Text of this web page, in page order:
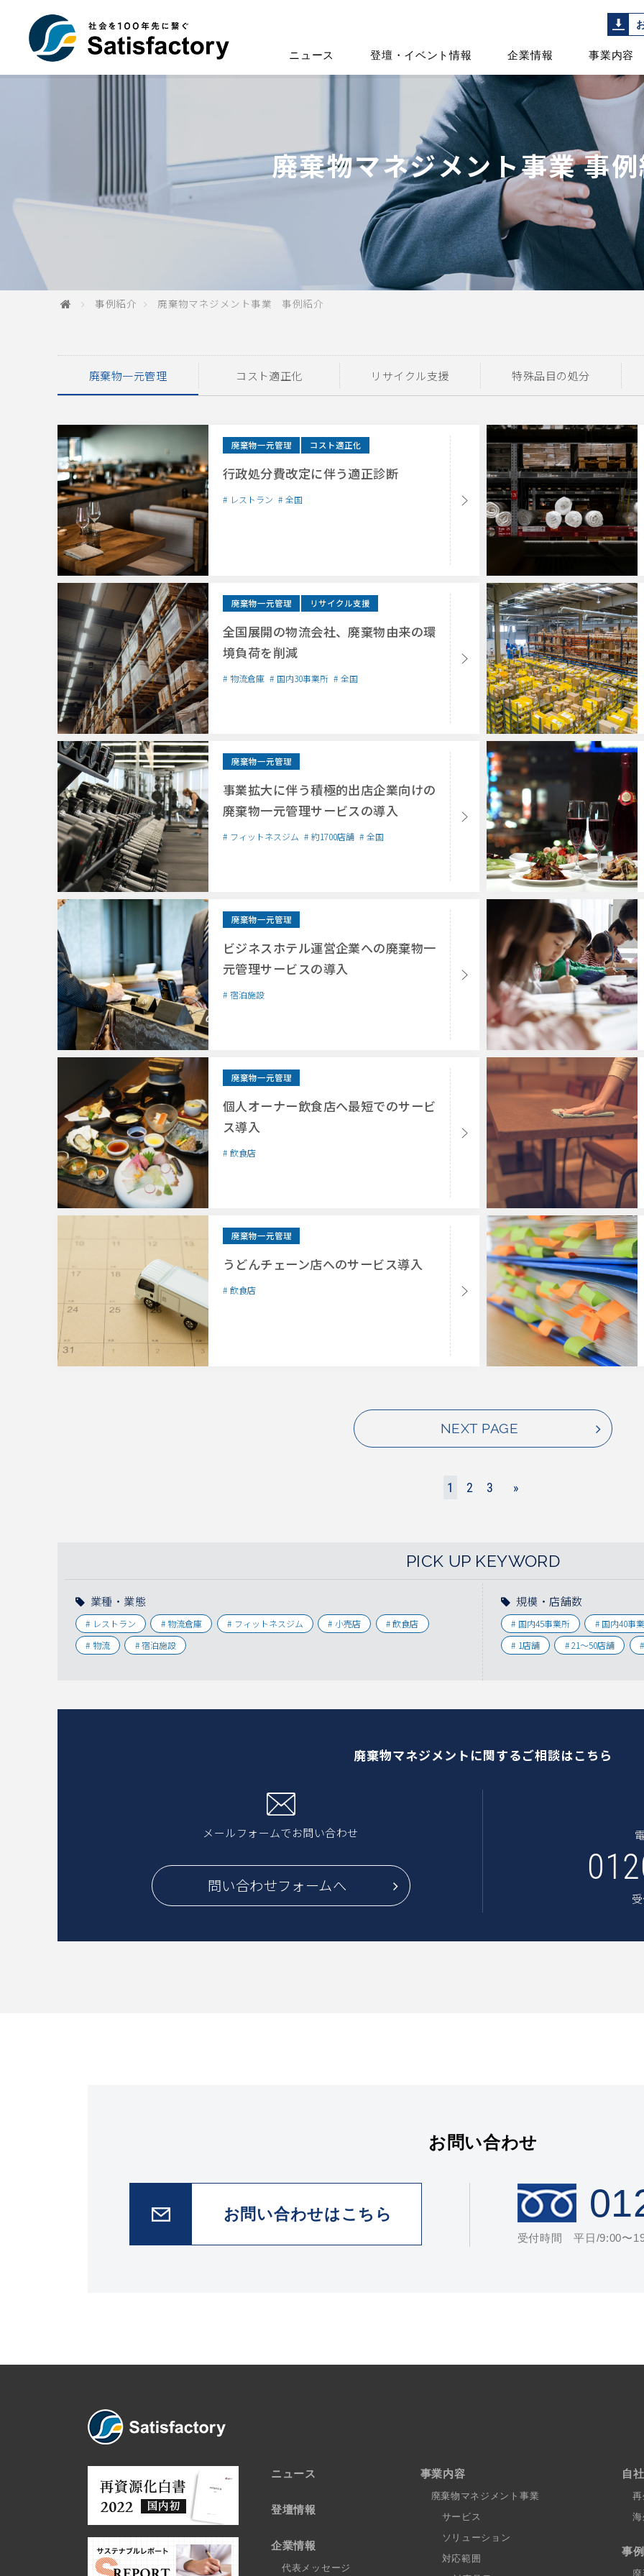
ニュース 登壇・イベント情報 企業情報 事業内容
廃棄物マネジメント事業 事
事例紹介 廃棄物マネジメント事業 事例紹介
廃棄物一元管理 コスト適正化 リサイクル支援 特殊品目の処分
廃棄物一元管理 コスト適正化
行政処分費改定に伴う適正診断
レストラン 全国
廃棄物一元管理 リサイクル支援
全国展開の物流会社、廃棄物由来の環
境負荷を削減
物流倉庫 国内30事業所 全国
廃棄物一元管理
事業拡大に伴う積極的出店企業向けの
廃棄物一元管理サービスの導入
フィットネスジム 約1700店舗 全国
廃棄物一元管理
ビジネスホテル運営企業への廃棄物一
元管理サービスの導入
宿泊施設
廃棄物一元管理
個人オーナー飲食店へ最短でのサービ
ス導入
飲食店
廃棄物一元管理
うどんチェーン店へのサービス導入
飲食店
NEXT PAGE
1 2 3 »
PICK UP KEYWORD
業種・業態
レストラン 物流倉庫 フィットネスジム 小売店
飲食店
物流
宿泊施設
規模・店舗数
国内45事業所
国内40事
1店舗
21〜50店舗
廃棄物マネジメントに関するご相談はこちら
メールフォームでお問い合わせ
問い合わせフォームへ
お問い合わせ
お問い合わせはこちら
受付時間 平日/9:00〜
ニュース
登壇情報
企業情報
代表メッセージ
事業内容
廃棄物マネジメント事業
サービス
ソリューション
対応範囲
自
事